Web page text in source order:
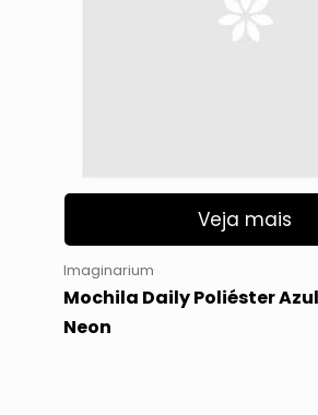
Veja mais
Imaginarium
Mochila Daily Poliéster
Neon